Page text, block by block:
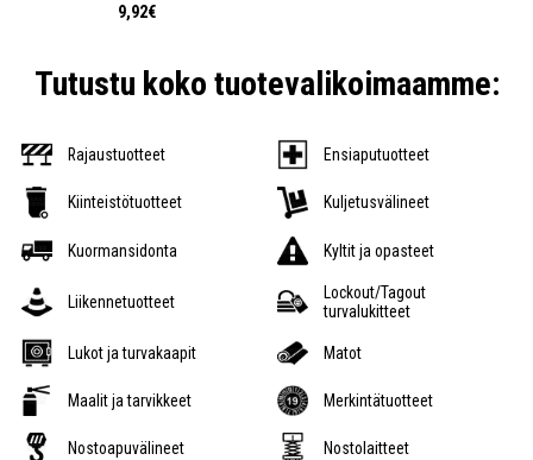
9,92€
Tutustu koko tuotevalikoimaamme:
Rajaustuotteet Ensiaputuotteet
Kiinteistötuotteet Kuljetusvälineet
Kuormansidonta Kyltit ja opasteet
Liikennetuotteet
Lockout/Tagout
turvalukitteet
Lukot ja turvakaapit Matot
Maalit ja tarvikkeet Merkintätuotteet
Nostoapuvälineet Nostolaitteet